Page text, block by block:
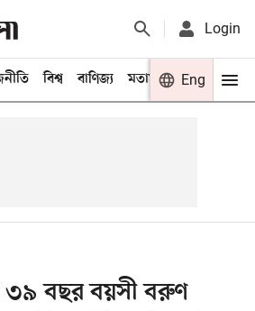
Login
বিশ্ব বাণিজ্য মতামত খেলা
Eng
৩৯ বছর বয়সী বরুণ